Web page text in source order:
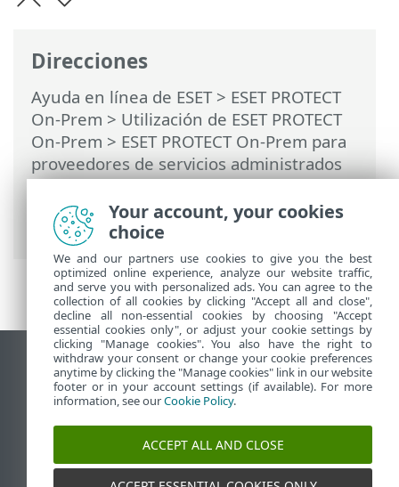
Direcciones
Ayuda en línea de ESET> ESET PROTECT
On-Prem > Utilización de ESET PROTECT
On-Prem > ESET PROTECT On-Prem para
proveedores de servicios administrados
(MSP)>Proceso de implementación para
MSP> Implementación remota del
agente
Ver sitio para ordenador
End of Life
Base de conocimiento de ESET
Foro de ESET
ESET Status Portal
Soporte técnico regional
Your account, your cookies
choice
We and our partners use cookies to give you the best
optimized online experience, analyze our website traffic,
and serve you with personalized ads. You can agree to the
collection of all cookies by clicking "Accept all and close",
decline all non-essential cookies by choosing "Accept
essential cookies only", or adjust your cookie settings by
clicking "Manage cookies". You also have the right to
withdraw your consent or change your cookie preferences
anytime by clicking the "Manage cookies" link in our website
footer or in your account settings (if available). For more
information, see ourCookie Policy.
ACCEPT ALL AND CLOSE